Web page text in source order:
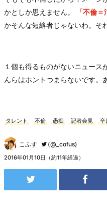
かとしか思えません。
「不倫
かそんな短絡者じゃないわ。そ
１個も得るものがないニュー
んらはホントつまらないです。
タレント 不倫 愚痴 記者会見 辛
こふす (@_cofus)
2016年01月10日（約11年経過）